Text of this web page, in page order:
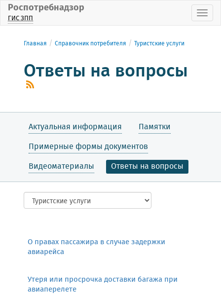
Роспотребнадзор
ГИС ЗПП
Главная Справочник потребителя Туристские услуги
Ответы на вопросы
Актуальная информация
Памятки
Примерные формы документов
Видеоматериалы
Ответы на вопросы
О правах пассажира в случае задержки
авиарейса
Утеря или просрочка доставки багажа при
авиаперелете